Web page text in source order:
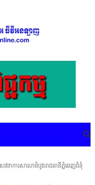
វនាការសាលាដំបូងរាជធានីភ្នំពេញជំនុំ